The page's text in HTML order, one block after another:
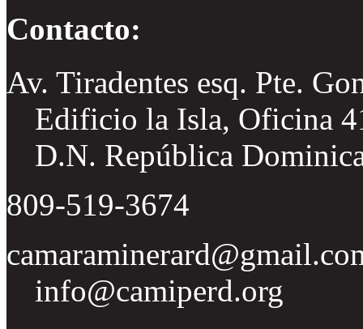
Contacto:
Av. Tiradentes esq. Pte.
Edificio la Isla, Oficina
D.N. República
809-519-3674
info@camiperd.org